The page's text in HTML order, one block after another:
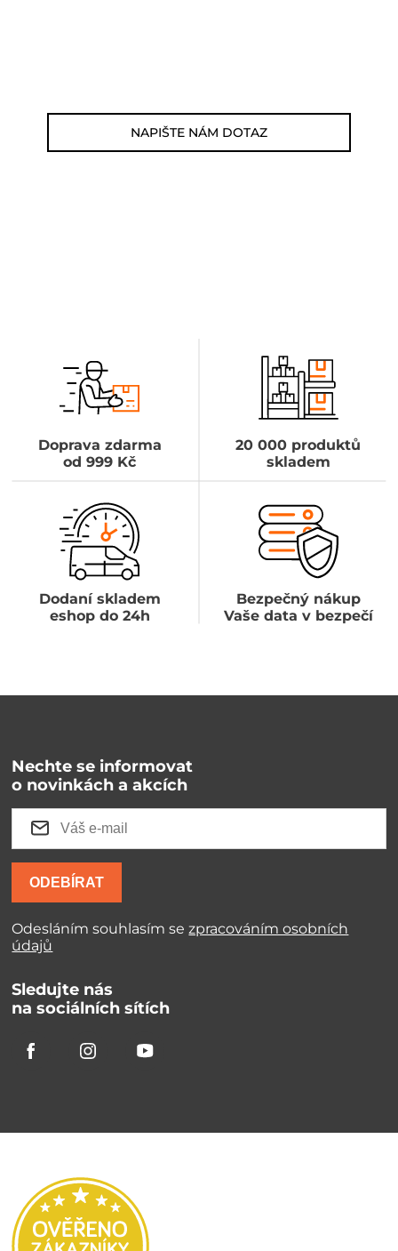
NAPIŠTE NÁM DOTAZ
Doprava zdarma
od 999 Kč
20 000 produktů
skladem
Dodaní skladem
eshop do 24h
Bezpečný nákup
Vaše data v bezpečí
Nechte se informovat
o novinkách a akcích
ODEBÍRAT
Odesláním souhlasím sezpracováním osobních
údajů
Sledujte nás
na sociálních sítích